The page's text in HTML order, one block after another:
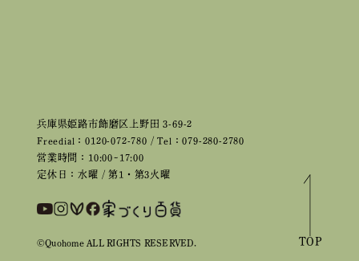
兵庫県姫路市飾磨区上野田 3-69-2
Freedial：0120-072-780 / Tel：079-280-2780
営業時間：10:00~17:00
定休日：水曜 / 第1・第3火曜
©Quohome ALL RIGHTS RESERVED. TOP